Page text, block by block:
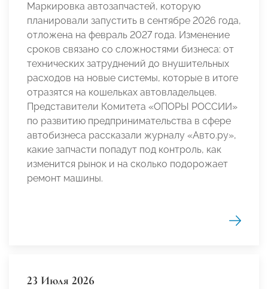
Маркировка автозапчастей, которую
планировали запустить в сентябре 2026 года,
отложена на февраль 2027 года. Изменение
сроков связано со сложностями бизнеса: от
технических затруднений до внушительных
расходов на новые системы, которые в итоге
отразятся на кошельках автовладельцев.
Представители Комитета «ОПОРЫ РОССИИ»
по развитию предпринимательства в сфере
автобизнеса рассказали журналу «Авто.ру»,
какие запчасти попадут под контроль, как
изменится рынок и на сколько подорожает
ремонт машины.
23 Июля 2026